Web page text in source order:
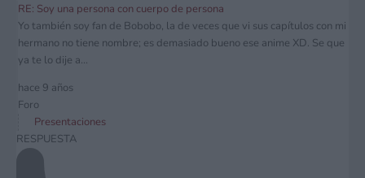
RE: Soy una persona con cuerpo de persona
Yo también soy fan de Bobobo, la de veces que vi sus capítulos con mi
hermano no tiene nombre; es demasiado bueno ese anime XD. Se que
ya te lo dije a...
hace 9 años
Foro
Presentaciones
RESPUESTA